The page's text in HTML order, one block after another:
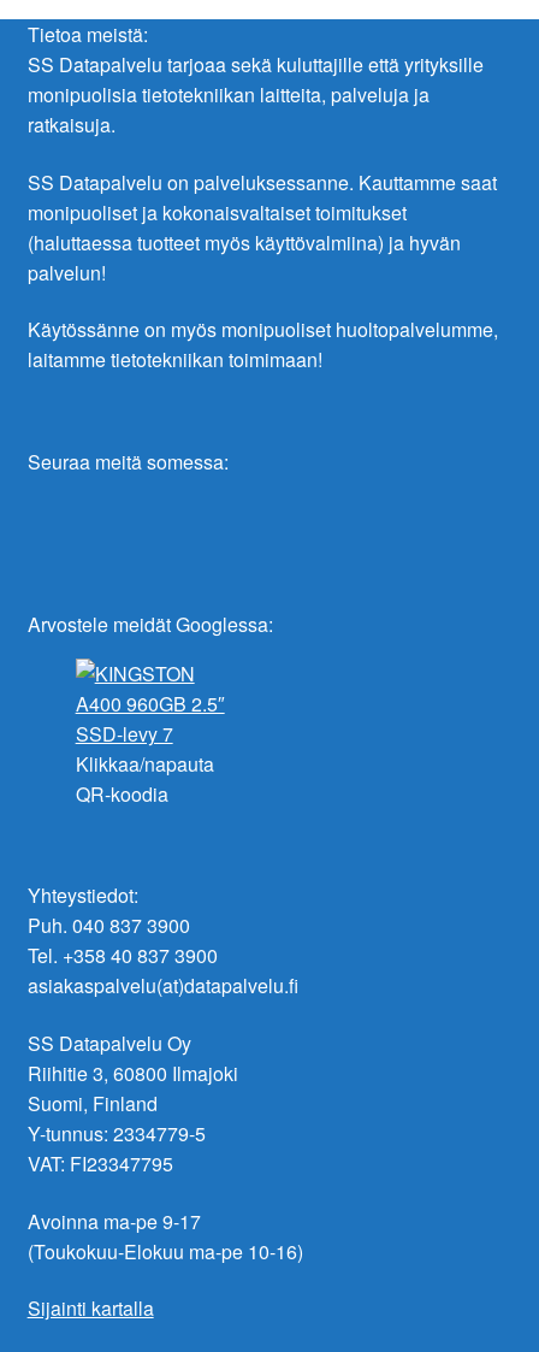
Tietoa meistä:
SS Datapalvelu tarjoaa sekä kuluttajille että yrityksille
monipuolisia tietotekniikan laitteita, palveluja ja
ratkaisuja.
SS Datapalvelu on palveluksessanne. Kauttamme saat
monipuoliset ja kokonaisvaltaiset toimitukset
(haluttaessa tuotteet myös käyttövalmiina) ja hyvän
palvelun!
Käytössänne on myös monipuoliset huoltopalvelumme,
laitamme tietotekniikan toimimaan!
Seuraa meitä somessa:
Arvostele meidät Googlessa:
Klikkaa/napauta
QR-koodia
Yhteystiedot:
Puh. 040 837 3900
Tel. +358 40 837 3900
asiakaspalvelu(at)datapalvelu.fi
SS Datapalvelu Oy
Riihitie 3, 60800 Ilmajoki
Suomi, Finland
Y-tunnus: 2334779-5
VAT: FI23347795
Avoinna ma-pe 9-17
(Toukokuu-Elokuu ma-pe 10-16)
Sijainti kartalla